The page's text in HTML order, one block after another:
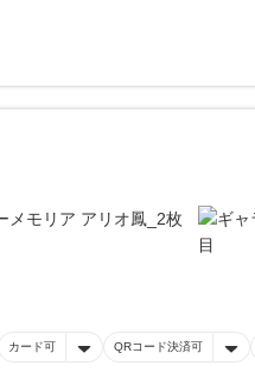
カード可 QRコード決済可